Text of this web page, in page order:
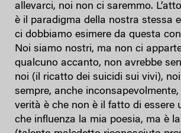
allevarci, noi non ci saremmo.
è il paradigma della nostra stessa
ci dobbiamo esimere da questa
Noi siamo nostri, ma non ci
qualcuno accanto, non avrebbe
noi (il ricatto dei suicidi sui vivi),
sempre, anche
verità è che non è il fatto di essere
che influenza la mia poesia, ma è